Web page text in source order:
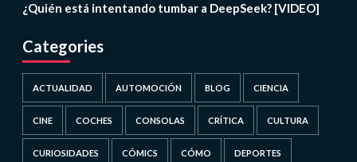
¿Quién está intentando tumbar a DeepSeek? [VIDEO]
Categories
ACTUALIDAD AUTOMOCIÓN BLOG CIENCIA
CINE COCHES CONSOLAS CRÍTICA CULTURA
CURIOSIDADES CÓMICS CÓMO DEPORTES